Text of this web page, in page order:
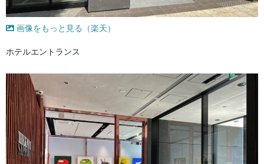
画像をもっと見る（楽天）
ホテルエントランス